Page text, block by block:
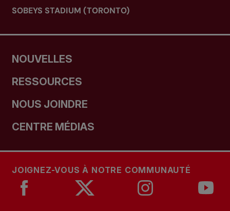
SOBEYS STADIUM (TORONTO)
NOUVELLES
RESSOURCES
NOUS JOINDRE
CENTRE MÉDIAS
JOIGNEZ-VOUS À NOTRE COMMUNAUTÉ